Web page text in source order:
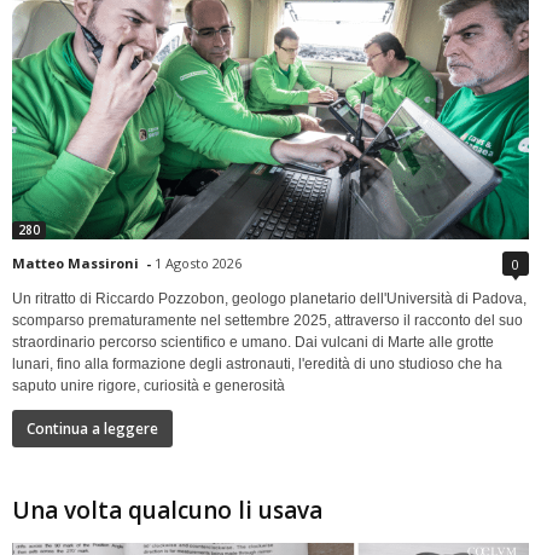
280
Matteo Massironi - 1 Agosto 2026 0
Un ritratto di Riccardo Pozzobon, geologo planetario dell'Università di Padova,
scomparso prematuramente nel settembre 2025, attraverso il racconto del suo
straordinario percorso scientifico e umano. Dai vulcani di Marte alle grotte
lunari, fino alla formazione degli astronauti, l'eredità di uno studioso che ha
saputo unire rigore, curiosità e generosità
Continua a leggere
Una volta qualcuno li usava